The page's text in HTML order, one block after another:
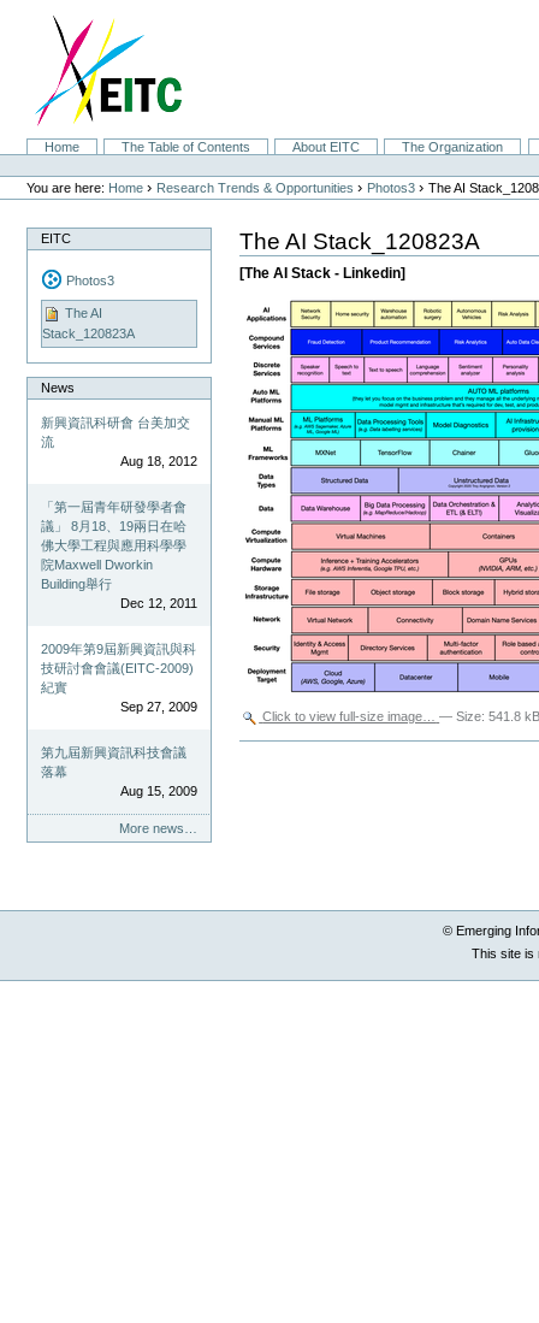
navigation
SectionsHome The Table of Contents About EITC
The Organization
Personal
tools
You are here: Home › Research Trends & Opportunities › Photos3 ›The AI
EITC
Photos3
The AI
Stack_120823A
News
新興資訊科研會 台美加交
流
Aug 18, 2012
「第一屆青年研發學者會
議」 8月18、19兩日在哈
佛大學工程與應用科學學
院Maxwell Dworkin
Building舉行
Dec 12, 2011
2009年第9屆新興資訊與科
技研討會會議(EITC-2009)
紀實
Sep 27, 2009
第九屆新興資訊科技會議
落幕
Aug 15, 2009
More news…
The AI Stack_120823A
[The AI Stack - Linkedin]
Click to view full-size image… —Size:541.8
© Emerging
This site is